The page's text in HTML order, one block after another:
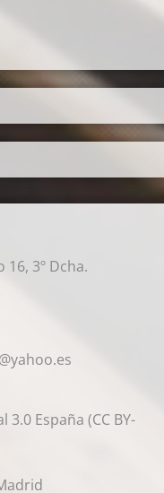
16, 3º Dcha.
o.es
España (CC BY-